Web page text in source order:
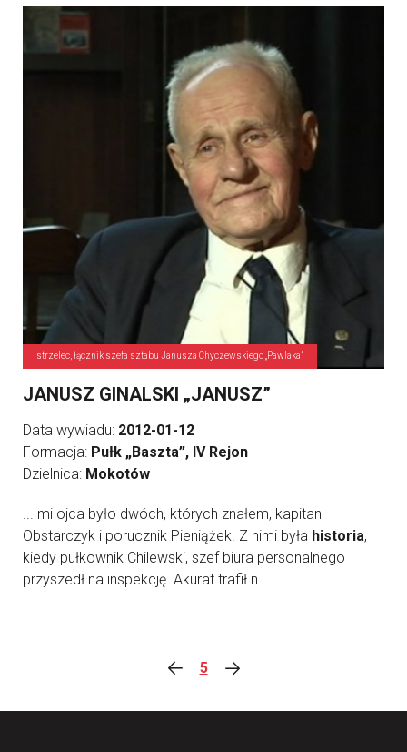
strzelec, łącznik szefa sztabu Janusza Chyczewskiego „Pawlaka”
JANUSZ GINALSKI „JANUSZ”
Data wywiadu: 2012-01-12
Formacja: Pułk „Baszta”, IV Rejon
Dzielnica: Mokotów
... mi ojca było dwóch, których znałem, kapitan
Obstarczyk i porucznik Pieniążek. Z nimi była historia,
kiedy pułkownik Chilewski, szef biura personalnego
przyszedł na inspekcję. Akurat trafił n ...
5